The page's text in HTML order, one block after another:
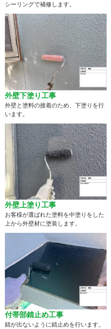
シーリングで補修します。
外壁下塗り工事
外壁と塗料の接着のため、下塗りを行
います。
外壁上塗り工事
お客様が選ばれた塗料を中塗りをした
上から外壁材に塗装します。
付帯部錆止め工事
錆が出ないように錆止めを行います。